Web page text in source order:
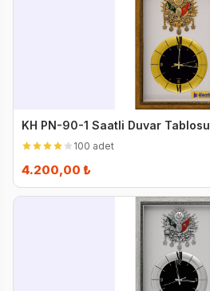
KH PN-90-1 Saatli Duvar Tablosu
100 adet
4.200,00 ₺